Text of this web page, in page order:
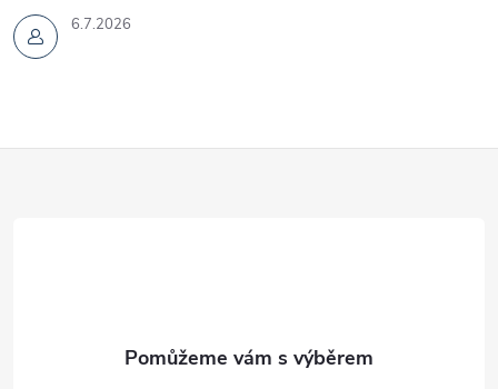
6.7.2026